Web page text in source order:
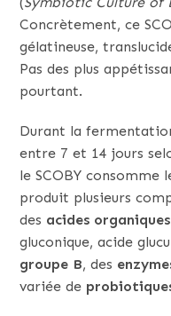
Concrètement, ce
gélatineuse,
Pas des plus
pourtant.
Durant la
entre 7 et 14 jours
le SCOBY consomme
produit plusieurs
des acides organiques
gluconique, acide
groupe B, des
variée de